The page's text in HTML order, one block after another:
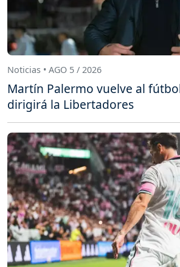
Noticias • AGO 5 / 2026
Martín Palermo vuelve al
dirigirá la Libertadores